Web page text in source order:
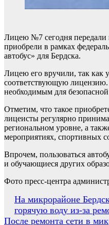
Лицею №7 сегодня передали
приобрели в рамках
автобус» для Бердска.
Лицею его вручили, так как
соответствующую
необходимым для
Отметим, что такое
лицеисты регулярно
региональном уровне, а
мероприятиях, спортивных
Впрочем, пользоваться
и обучающиеся других
Фото пресс-центра
Навигация
по
На микрорайоне
горячую воду из-за
После ремонта сети в